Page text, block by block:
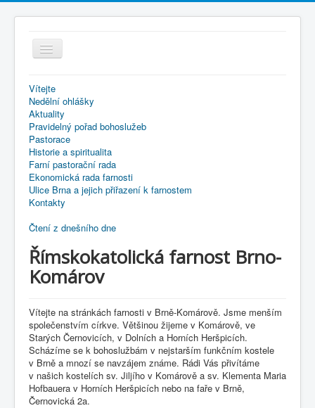
Přepnout
navigaci
Vítejte
Nedělní ohlášky
Aktuality
Pravidelný pořad bohoslužeb
Pastorace
Historie a spiritualita
Farní pastorační rada
Ekonomická rada farnosti
Ulice Brna a jejich přiřazení k farnostem
Kontakty
Čtení z dnešního dne
Římskokatolická farnost Brno-
Komárov
Vítejte na stránkách farnosti v Brně-Komárově. Jsme menším
společenstvím církve. Většinou žijeme v Komárově, ve
Starých Černovicích, v Dolních a Horních Heršpicích.
Scházíme se k bohoslužbám v nejstarším funkčním kostele
v Brně a mnozí se navzájem známe. Rádi Vás přivítáme
v našich kostelích sv. Jiljího v Komárově a sv. Klementa Maria
Hofbauera v Horních Heršpicích nebo na faře v Brně,
Černovická 2a.